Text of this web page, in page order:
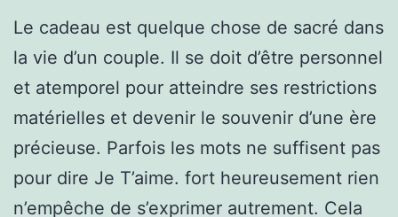
Le cadeau est quelque chose de sacré dans
la vie d’un couple. Il se doit d’être personnel
et atemporel pour atteindre ses restrictions
matérielles et devenir le souvenir d’une ère
précieuse. Parfois les mots ne suffisent pas
pour dire Je T’aime. fort heureusement rien
n’empêche de s’exprimer autrement. Cela